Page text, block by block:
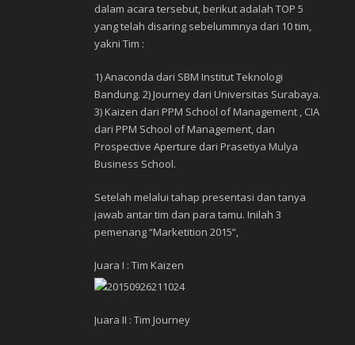
dalam acara tersebut, berikut adalah TOP 5
yang telah disaring sebelummnya dari 10 tim,
yakni Tim :
1) Anaconda dari SBM Institut Teknologi
Bandung. 2) Journey dari Universitas Surabaya.
3) Kaizen dari PPM School of Management , CIA
dari PPM School of Management, dan
Prospective Aperture dari Prasetiya Mulya
Business School.
Setelah melalui tahap presentasi dan tanya
jawab antar tim dan para tamu. Inilah 3
pemenang “Marketition 2015”,
Juara I : Tim Kaizen
Juara II : Tim Journey